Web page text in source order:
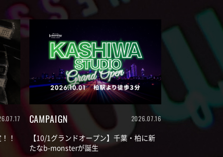
！
CAMPAIGN 2026.07.16
【10/1グランドオープン】千葉・柏に新
たなb-monsterが誕生